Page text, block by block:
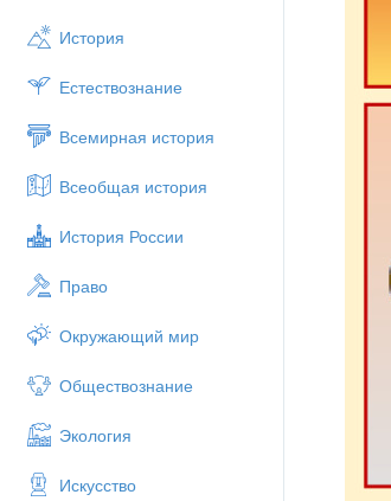
История
Естествознание
Всемирная история
Всеобщая история
История России
Право
Окружающий мир
Обществознание
Экология
Искусство